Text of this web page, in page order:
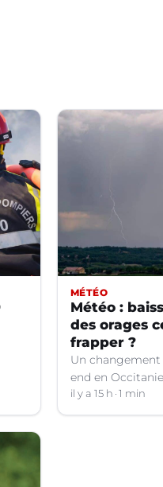
MÉTÉO
Météo :
des orages
frapper ?
Un changement
end en
le retour
il y a 15 h 1 min